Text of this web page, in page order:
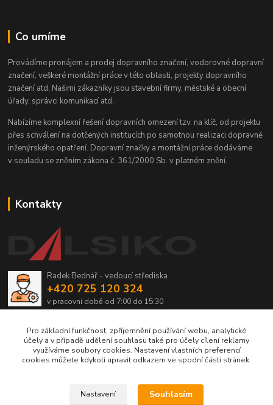
Co umíme
Provádíme pronájem a prodej dopravního značení, vodorovné dopravní
značení, veškeré montážní práce v této oblasti, projekty dopravního
značení atd. Našimi zákazníky jsou stavební firmy, městské a obecní
úřady, správci komunikací atd.
Nabízíme komplexní řešení dopravních omezení tzv. na klíč, od projektu
přes schválení na dotčených institucích po samotnou realizaci dopravně
inženýrského opatření. Dopravní značky a montážní práce dodáváme
v souladu se zněním zákona č. 361/2000 Sb. v platném znění.
Kontakty
Radek Bednář - vedoucí střediska
+420 725 120 324
v pracovní době od 7:00 do 15:30
Upravit sběr cookies.
Pro základní funkčnost, zpříjemnění používání webu, analytické
účely a v případě udělení souhlasu také pro účely cílení reklamy
využíváme soubory cookies. Nastavení vlastních preferencí
cookies můžete kdykoli upravit odkazem ve spodní části stránek.
Nastavení Souhlasím